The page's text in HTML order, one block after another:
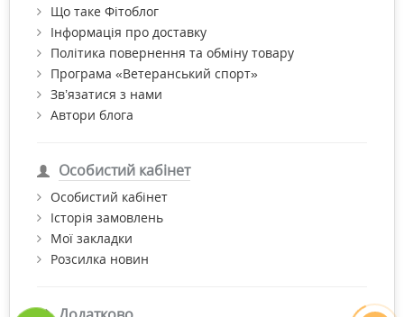
Що таке Фітоблог
Інформація про доставку
Політика повернення та обміну товару
Програма «Ветеранський спорт»
Зв’язатися з нами
Автори блога
Особистий кабінет
Особистий кабінет
Історія замовлень
Мої закладки
Розсилка новин